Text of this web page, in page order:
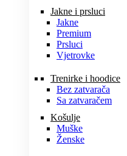
Jakne i prsluci
Jakne
Premium
Prsluci
Vjetrovke
Trenirke i hoodice
Bez zatvarača
Sa zatvaračem
Košulje
Muške
Ženske